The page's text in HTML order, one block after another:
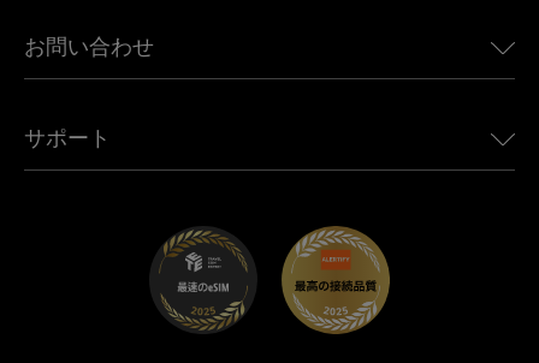
アフリカ向けeSIM
すべての目的地を見る
Jeep向けUbigi
Mini向けUbigi
Maserati向けUbigi
Ubigi関連プレス
Ubigiアプリ
お問い合わせ
アフェリエイトプログラム
サポート
トラブルシューティング
ヘルプセンター
お問い合わせ先